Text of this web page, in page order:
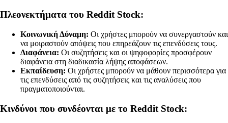
Πλεονεκτήματα του Reddit Stock:
Κοινωνική Δύναμη: Οι χρήστες μπορούν να συνεργαστούν και
να μοιραστούν απόψεις που επηρεάζουν τις επενδύσεις τους.
Διαφάνεια: Οι συζητήσεις και οι ψηφοφορίες προσφέρουν
διαφάνεια στη διαδικασία λήψης αποφάσεων.
Εκπαίδευση: Οι χρήστες μπορούν να μάθουν περισσότερα για
τις επενδύσεις από τις συζητήσεις και τις αναλύσεις που
πραγματοποιούνται.
Κινδύνοι που συνδέονται με το Reddit Stock: